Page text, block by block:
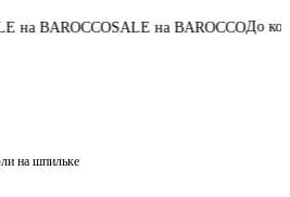
SALE на BAROCCOДо конца акции06:
на шпильке